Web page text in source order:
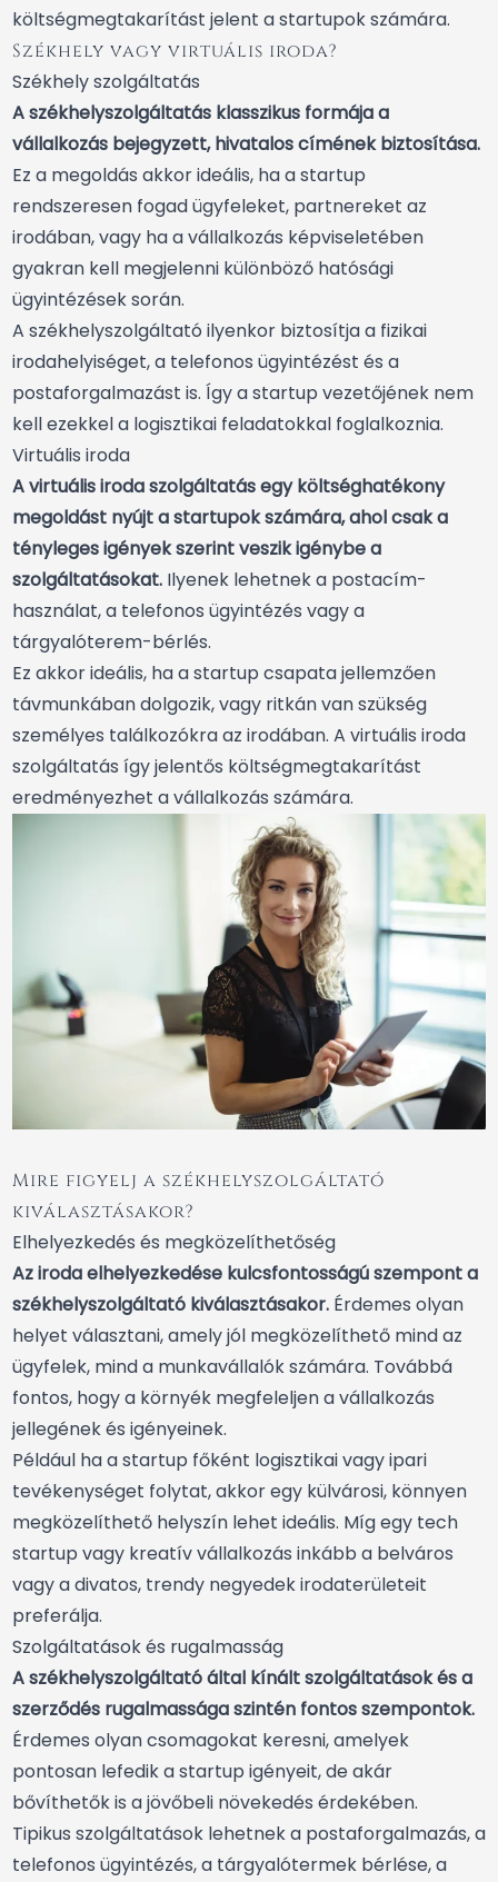
költségmegtakarítást jelent a startupok számára.
Székhely vagy virtuális iroda?
Székhely szolgáltatás
A székhelyszolgáltatás klasszikus formája a
vállalkozás bejegyzett, hivatalos címének biztosítása.
Ez a megoldás akkor ideális, ha a startup
rendszeresen fogad ügyfeleket, partnereket az
irodában, vagy ha a vállalkozás képviseletében
gyakran kell megjelenni különböző hatósági
ügyintézések során.
A székhelyszolgáltató ilyenkor biztosítja a fizikai
irodahelyiséget, a telefonos ügyintézést és a
postaforgalmazást is. Így a startup vezetőjének nem
kell ezekkel a logisztikai feladatokkal foglalkoznia.
Virtuális iroda
A virtuális iroda szolgáltatás egy költséghatékony
megoldást nyújt a startupok számára, ahol csak a
tényleges igények szerint veszik igénybe a
szolgáltatásokat. Ilyenek lehetnek a postacím-
használat, a telefonos ügyintézés vagy a
tárgyalóterem-bérlés.
Ez akkor ideális, ha a startup csapata jellemzően
távmunkában dolgozik, vagy ritkán van szükség
személyes találkozókra az irodában. A virtuális iroda
szolgáltatás így jelentős költségmegtakarítást
eredményezhet a vállalkozás számára.
Mire figyelj a székhelyszolgáltató
kiválasztásakor?
Elhelyezkedés és megközelíthetőség
Az iroda elhelyezkedése kulcsfontosságú szempont a
székhelyszolgáltató kiválasztásakor. Érdemes olyan
helyet választani, amely jól megközelíthető mind az
ügyfelek, mind a munkavállalók számára. Továbbá
fontos, hogy a környék megfeleljen a vállalkozás
jellegének és igényeinek.
Például ha a startup főként logisztikai vagy ipari
tevékenységet folytat, akkor egy külvárosi, könnyen
megközelíthető helyszín lehet ideális. Míg egy tech
startup vagy kreatív vállalkozás inkább a belváros
vagy a divatos, trendy negyedek irodaterületeit
preferálja.
Szolgáltatások és rugalmasság
A székhelyszolgáltató által kínált szolgáltatások és a
szerződés rugalmassága szintén fontos szempontok.
Érdemes olyan csomagokat keresni, amelyek
pontosan lefedik a startup igényeit, de akár
bővíthetők is a jövőbeli növekedés érdekében.
Tipikus szolgáltatások lehetnek a postaforgalmazás, a
telefonos ügyintézés, a tárgyalótermek bérlése, a